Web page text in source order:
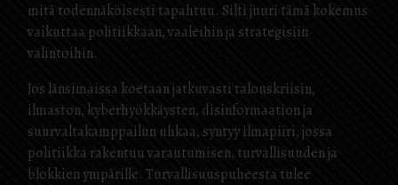
mitä todennäköisesti tapahtuu. Silti juuri tämä kokemus
vaikuttaa politiikkaan, vaaleihin ja strategisiin
valintoihin.
Jos länsimaissa koetaan jatkuvasti talouskriisin,
ilmaston, kyberhyökkäysten, disinformaation ja
suurvaltakamppailun uhkaa, syntyy ilmapiiri, jossa
politiikka rakentuu varautumisen, turvallisuuden ja
blokkien ympärille. Turvallisuuspuheesta tulee